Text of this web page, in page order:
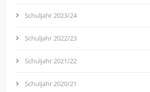
Schuljahr 2023/24
Schuljahr 2022/23
Schuljahr 2021/22
Schuljahr 2020/21